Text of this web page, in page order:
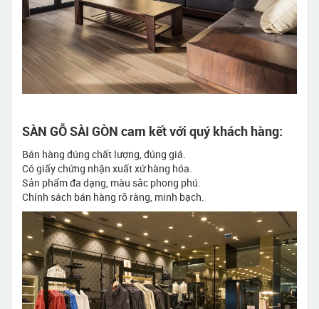
SÀN GỖ SÀI GÒN cam kết với quý khách hàng:
Bán hàng đúng chất lượng, đúng giá.
Có giấy chứng nhận xuất xứ hàng hóa.
Sản phẩm đa dạng, màu sắc phong phú.
Chính sách bán hàng rõ ràng, minh bạch.